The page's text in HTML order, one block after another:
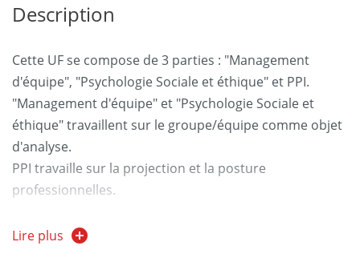
Description
Cette UF se compose de 3 parties : "Management
d'équipe", "Psychologie Sociale et éthique" et PPI.
"Management d'équipe" et "Psychologie Sociale et
éthique" travaillent sur le groupe/équipe comme objet
d'analyse.
PPI travaille sur la projection et la posture
professionnelles.
Programme:
Lire plus